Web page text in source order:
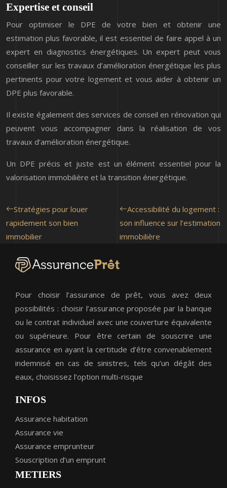
Expertise et conseil
Pour optimiser le DPE de votre bien et obtenir une
estimation plus favorable, il est essentiel de faire appel à un
expert en diagnostics énergétiques. Un expert peut vous
conseiller sur les travaux d’amélioration énergétique les plus
pertinents pour votre logement et vous aider à obtenir un
DPE plus favorable.
Il existe également des services de conseil en rénovation qui
peuvent vous accompagner dans la réalisation de vos
travaux d’amélioration énergétique.
Un DPE précis et juste est un élément essentiel pour la
valorisation immobilière et la transition énergétique.
Stratégies pour louer
rapidement son bien
immobilier
Accessibilité du logement :
son influence sur l’estimation
immobilière
Pour choisir l’assurance de prêt, vous avez deux
possibilités : choisir l’assurance proposée par la banque
ou le contrat individuel avec une couverture équivalente
ou supérieure. Pour être certain de souscrire une
assurance en ayant la certitude d’être convenablement
indemnisé en cas de sinistres, tels qu’un dégât des
eaux, choisissez l’option multi-risque
INFOS
Assurance habitation
Assurance vie
Assurance emprunteur
Souscription d’un emprunt
METIERS